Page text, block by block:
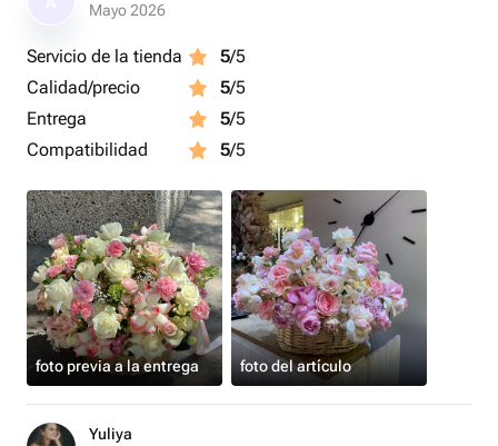
Mayo 2026
Servicio de la tienda 5/5
Calidad/precio
5/5
Entrega
5/5
Compatibilidad
5/5
foto previa a la entrega foto del artículo
Yuliya